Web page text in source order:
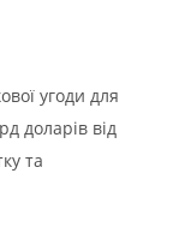
угоди для
доларів від
та